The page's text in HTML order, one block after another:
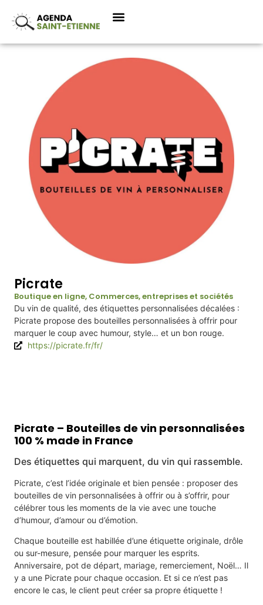
Picrate
Boutique en ligne, Commerces, entreprises et sociétés
Du vin de qualité, des étiquettes personnalisées décalées :
Picrate propose des bouteilles personnalisées à offrir pour
marquer le coup avec humour, style… et un bon rouge.
https://picrate.fr/fr/
Picrate – Bouteilles de vin personnalisées
100 % made in France
Des étiquettes qui marquent, du vin qui rassemble.
Picrate, c’est l’idée originale et bien pensée : proposer des
bouteilles de vin personnalisées à offrir ou à s’offrir, pour
célébrer tous les moments de la vie avec une touche
d’humour, d’amour ou d’émotion.
Chaque bouteille est habillée d’une étiquette originale, drôle
ou sur-mesure, pensée pour marquer les esprits.
Anniversaire, pot de départ, mariage, remerciement, Noël… Il
y a une Picrate pour chaque occasion. Et si ce n’est pas
encore le cas, le client peut créer sa propre étiquette !